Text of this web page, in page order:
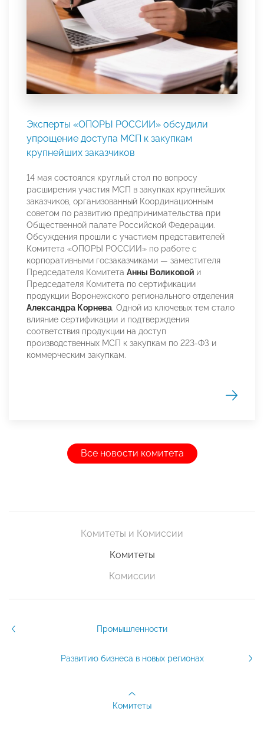
Эксперты «ОПОРЫ РОССИИ» обсудили
упрощение доступа МСП к закупкам
крупнейших заказчиков
14 мая состоялся круглый стол по вопросу
расширения участия МСП в закупках крупнейших
заказчиков, организованный Координационным
советом по развитию предпринимательства при
Общественной палате Российской Федерации.
Обсуждения прошли с участием представителей
Комитета «ОПОРЫ РОССИИ» по работе с
корпоративными госзаказчиками — заместителя
Председателя Комитета Анны Воликовой и
Председателя Комитета по сертификации
продукции Воронежского регионального отделения
Александра Корнева. Одной из ключевых тем стало
влияние сертификации и подтверждения
соответствия продукции на доступ
производственных МСП к закупкам по 223-ФЗ и
коммерческим закупкам.
Все новости комитета
Комитеты и Комиссии
Комитеты
Комиссии
Промышленности
Развитию бизнеса в новых регионах
Комитеты